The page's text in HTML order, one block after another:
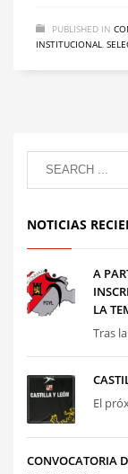
PUBLISHED IN
INSTITUCIONAL
NOTICIAS
A
LA
Tras
El
CONVOCATORIA